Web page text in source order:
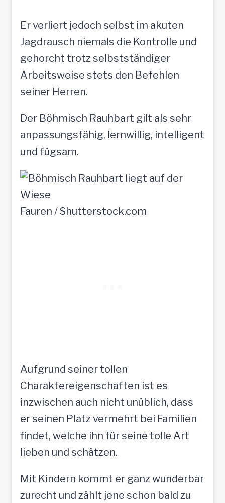
Er verliert jedoch selbst im akuten
Jagdrausch niemals die Kontrolle und
gehorcht trotz selbstständiger
Arbeitsweise stets den Befehlen
seiner Herren.
Der Böhmisch Rauhbart gilt als sehr
anpassungsfähig, lernwillig, intelligent
und fügsam.
Fauren / Shutterstock.com
Aufgrund seiner tollen
Charaktereigenschaften ist es
inzwischen auch nicht unüblich, dass
er seinen Platz vermehrt bei Familien
findet, welche ihn für seine tolle Art
lieben und schätzen.
Mit Kindern kommt er ganz wunderbar
zurecht und zählt jene schon bald zu